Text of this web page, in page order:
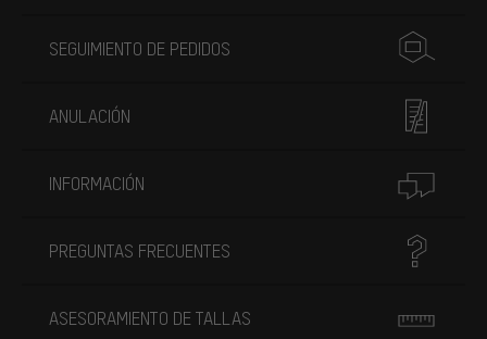
SEGUIMIENTO DE PEDIDOS
ANULACIÓN
INFORMACIÓN
PREGUNTAS FRECUENTES
ASESORAMIENTO DE TALLAS